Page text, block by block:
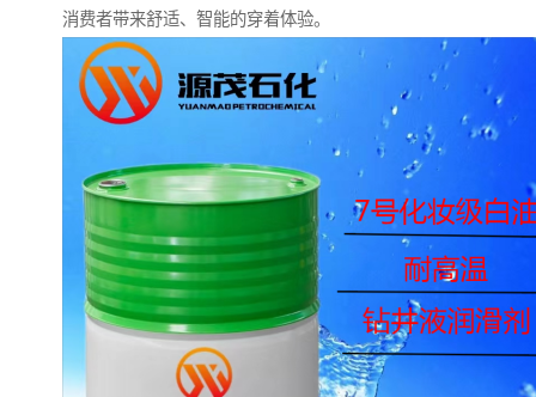
消费者带来舒适、智能的穿着体验。